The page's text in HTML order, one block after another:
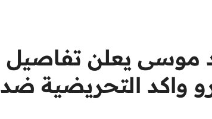
موسى يعلن تفاصيل
واكد التحريضية ضد